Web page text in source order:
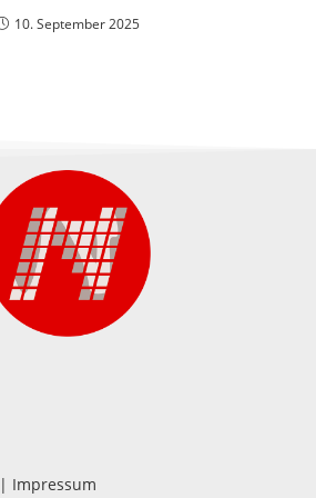
10. September 2025
| Impressum